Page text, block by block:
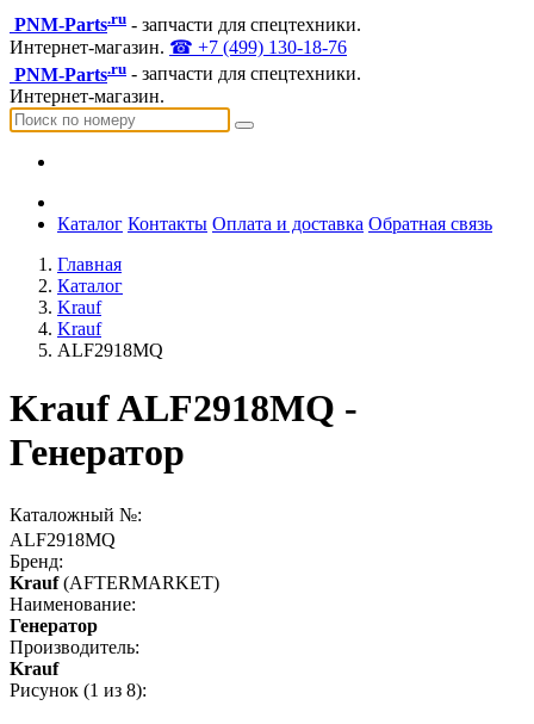
PNM-Parts.ru - запчасти для спецтехники.
Интернет-магазин. ☎ +7 (499) 130-18-76
PNM-Parts.ru - запчасти для спецтехники.
Интернет-магазин.
Каталог Контакты Оплата и доставка Обратная связь
Главная
Каталог
Krauf
Krauf
ALF2918MQ
Krauf ALF2918MQ -
Генератор
Каталожный №:
ALF2918MQ
Бренд:
Krauf (AFTERMARKET)
Наименование:
Генератор
Производитель:
Krauf
Рисунок (1 из 8):